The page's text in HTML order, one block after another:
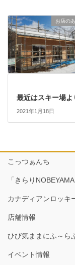
お店の
最近はスキー場よ
2021年1月18日
こっつぁんち
「きらりNOBEYAMA
カナディアンロッキ
店舗情報
ひび気ままにふ～ら
イベント情報